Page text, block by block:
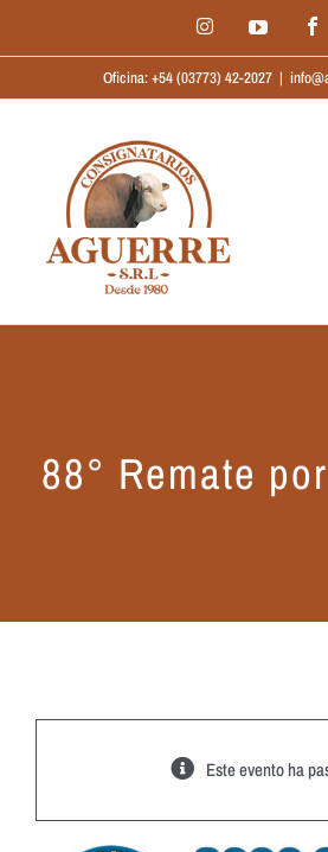
al
contenido
InstagramYouTube
Oficina: +54 (03773) 42-2027 |
88° Remate
Este evento ha